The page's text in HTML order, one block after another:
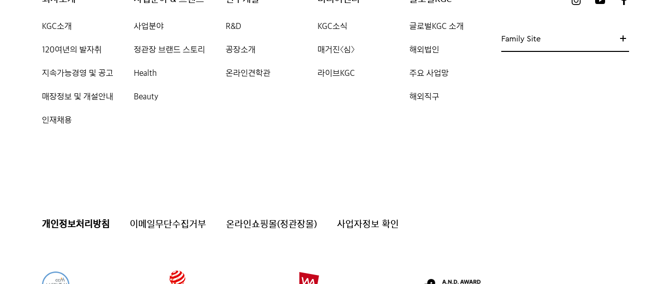
KGC소개
120여년의 발자취
지속가능경영 및 공고
매장정보 및 개설안내
인재채용
사업분야
정관장 브랜드 스토리
Health
Beauty
R&D
공장소개
온라인견학관
KGC소식
매거진〈심〉
라이브KGC
글로벌KGC 소개
해외법인
주요 사업망
해외직구
Family Site
개인정보처리방침 이메일무단수집거부 온라인쇼핑몰(정관장몰) 사업자정보 확인